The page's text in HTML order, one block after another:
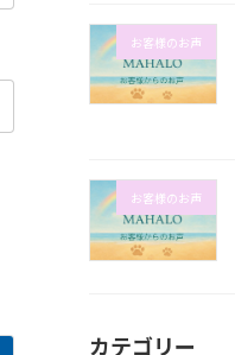
お客様のお声
お客様のお声
カテゴリー